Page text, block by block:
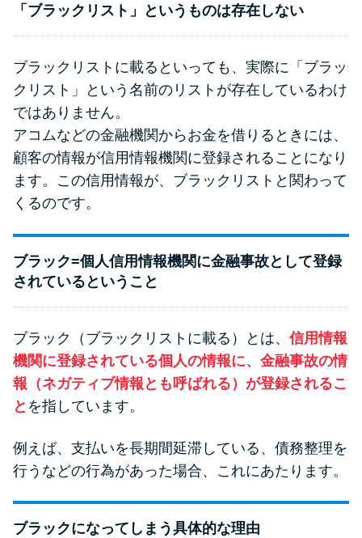
「ブラックリスト」というものは存在しない
ブラックリストに載るといっても、実際に「ブラッ
クリスト」という名前のリストが存在しているわけ
ではありません。
アコムなどの金融機関からお金を借りるときには、
顧客の情報が信用情報機関に登録されることになり
ます。この信用情報が、ブラックリストと関わって
くるのです。
ブラック=個人信用情報機関に金融事故として登録
されているということ
ブラック（ブラックリストに載る）とは、 信用情報
機関に登録されている個人の情報に、金融事故の情
報（ネガティブ情報とも呼ばれる）が登録されるこ
と を指しています。
例えば、支払いを長期間延滞している、債務整理を
行うなどの行為があった場合、これにあたります。
ブラックになってしまう具体的な理由